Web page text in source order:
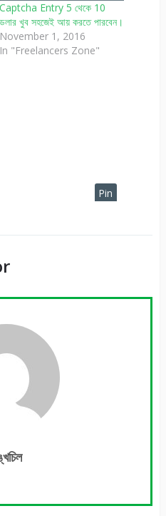
Captcha Entry 5 থেকে 10
ডলার খুব সহজেই আয় করতে পারবেন।
November 1, 2016
In "Freelancers Zone"
Pin